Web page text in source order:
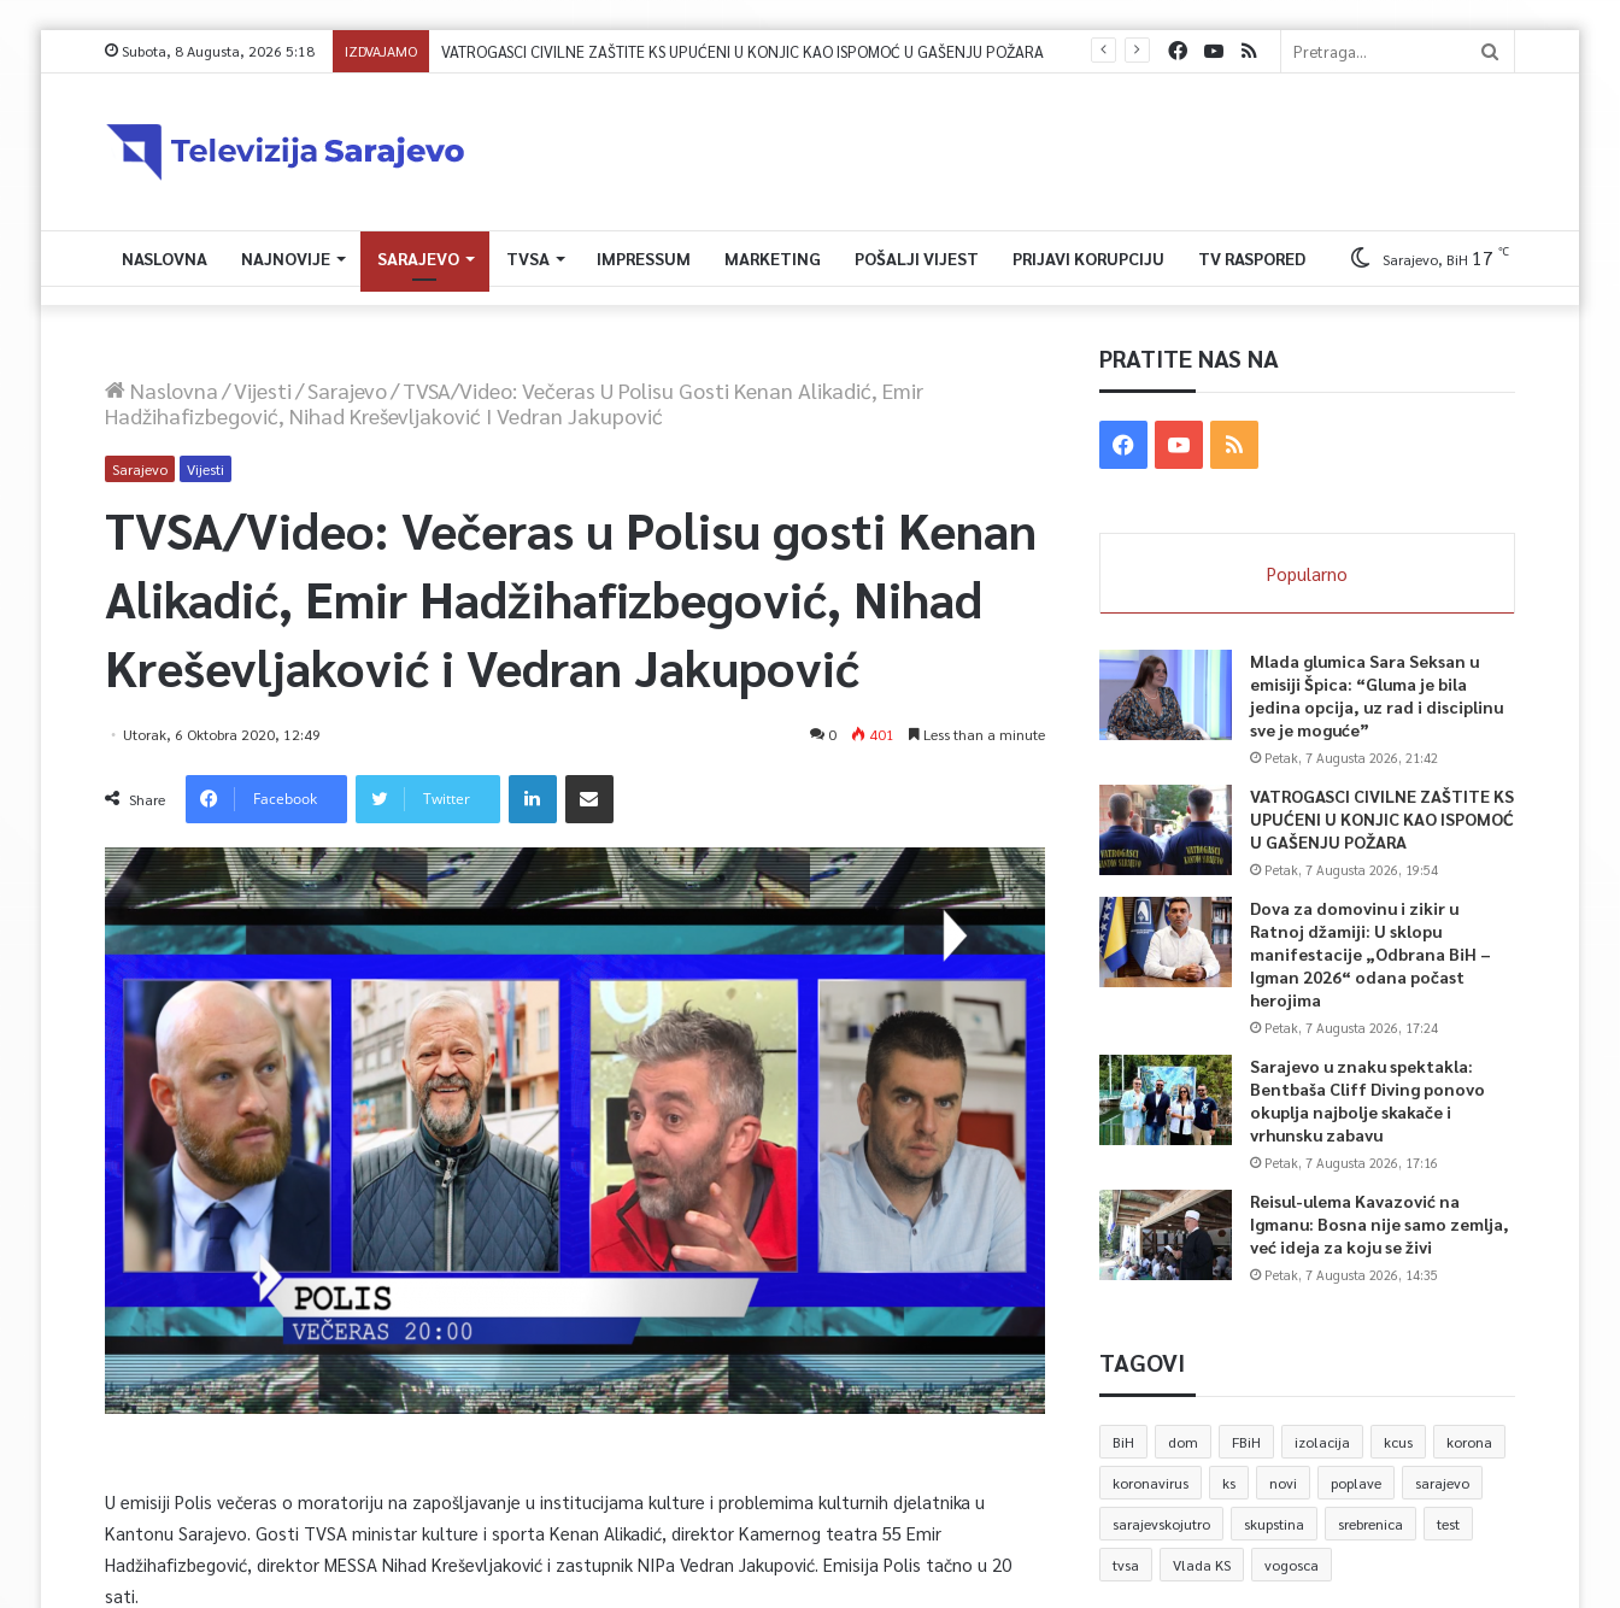
Subota, 8 Augusta, 2026 5:18 IZDVAJAMO Dova za domovinu i zikir u Ratnoj džamiji: U sklopu manifestacije „Odbrana BiH – Igman 2026“ odana počast herojima
NASLOVNA NAJNOVIJE SARAJEVO TVSA IMPRESSUM MARKETING POŠALJI VIJEST PRIJAVI KORUPCIJU TV RASPORED Sarajevo, BiH 17 ℃
Naslovna/Vijesti/Sarajevo/TVSA/Video: Večeras U Polisu Gosti Kenan Alikadić, Emir
Hadžihafizbegović, Nihad Kreševljaković I Vedran Jakupović
Sarajevo Vijesti
TVSA/Video: Večeras u Polisu gosti Kenan
Alikadić, Emir Hadžihafizbegović, Nihad
Kreševljaković i Vedran Jakupović
Utorak, 6 Oktobra 2020, 12:49 0 401 Less than a minute
Share Facebook Twitter
U emisiji Polis večeras o moratoriju na zapošljavanje u institucijama kulture i problemima kulturnih djelatnika u
Kantonu Sarajevo. Gosti TVSA ministar kulture i sporta Kenan Alikadić, direktor Kamernog teatra 55 Emir
Hadžihafizbegović, direktor MESSA Nihad Kreševljaković i zastupnik NIPa Vedran Jakupović. Emisija Polis tačno u 20
sati.
PRATITE NAS NA
Popularno
Mlada glumica Sara Seksan u
emisiji Špica: “Gluma je bila
jedina opcija, uz rad i disciplinu
sve je moguće”
Petak, 7 Augusta 2026, 21:42
VATROGASCI CIVILNE ZAŠTITE KS
UPUĆENI U KONJIC KAO ISPOMOĆ
U GAŠENJU POŽARA
Petak, 7 Augusta 2026, 19:54
Dova za domovinu i zikir u
Ratnoj džamiji: U sklopu
manifestacije „Odbrana BiH –
Igman 2026“ odana počast
herojima
Petak, 7 Augusta 2026, 17:24
Sarajevo u znaku spektakla:
Bentbaša Cliff Diving ponovo
okuplja najbolje skakače i
vrhunsku zabavu
Petak, 7 Augusta 2026, 17:16
Reisul-ulema Kavazović na
Igmanu: Bosna nije samo zemlja,
već ideja za koju se živi
Petak, 7 Augusta 2026, 14:35
TAGOVI
BiH dom FBiH izolacija kcus korona
koronavirus ks novi poplave sarajevo
sarajevskojutro skupstina srebrenica test
tvsa Vlada KS vogosca